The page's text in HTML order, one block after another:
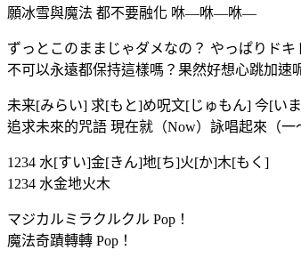
願冰雪與魔法 都不要融化 咻—咻—咻—
ずっとこのままじゃダメなの？ やっぱりドキ
不可以永遠都保持這樣嗎？果然好想心跳加速
未来[みらい] 求[もと]め呪文[じゅもん] 今[い
追求未來的咒語 現在就（Now）詠唱起來（一
1234 水[すい]金[きん]地[ち]火[か]木[もく]
1234 水金地火木
マジカルミラクルクル Pop！
魔法奇蹟轉轉 Pop！